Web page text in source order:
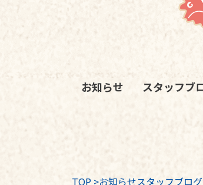
お知らせ スタッフブ
TOP >お知らせスタッフブロ